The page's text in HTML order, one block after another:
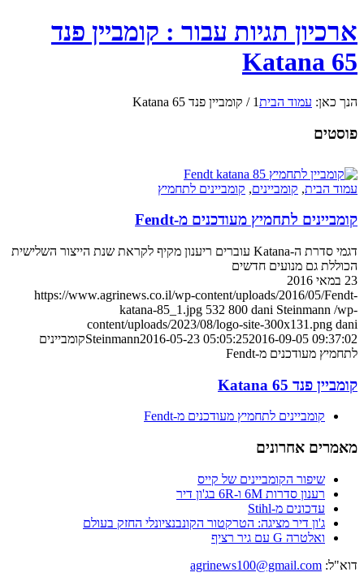
ארכיון תגיות עבור : קומביין פנד
Katana 65
הנך כאן: עמוד הבית1
/ קומביין פנד Katana 65
פוסטים
עמוד הבית, קומביינים, קומביינים לתחמיץ
קומביינים לתחמיץ מעודכנים מ-Fendt
דגמי סדרת ה-Katana עוברים ריענון מקיף לקראת שנת הייצור השלישית
הכוללת גם מנועים חדשים
23 במאי 2016
https://www.agrinews.co.il/wp-content/uploads/2016/05/Fendt-
katana-85_1.jpg 532 800 dani Steinmann /wp-
content/uploads/2023/08/logo-site-300x131.png dani
Steinmann2016-05-23 05:05:252016-09-05 09:37:02
קומביינים
לתחמיץ מעודכנים מ-Fendt
קומביין פנד Katana 65
קומביינים לתחמיץ מעודכנים מ-Fendt
מאמרים אחרונים
שיפור הקומביינים של קייס
רענון סדרות 6M ו-6R בג'ון דיר
עדכונים מ-Stihl
ג'ון דיר מציגה: הטרקטור הקונבנציונלי החזק בעולם
ואלטרה G עם גיר רציף
דוא"ל: agrinews100@gmail.com